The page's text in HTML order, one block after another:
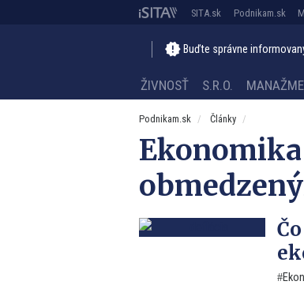
SITA.sk Podnikam.sk
Buďte správne
ŽIVNOSŤ S.R.O.
Podnikam.sk Články